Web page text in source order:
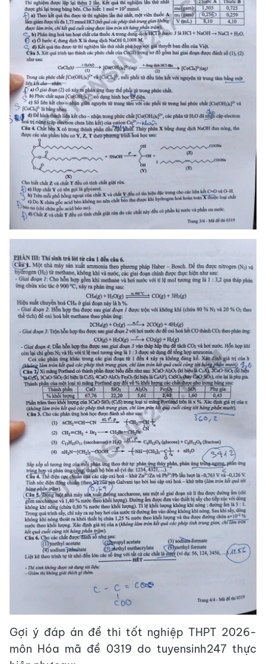
Gợi ý đáp án đề thi tốt nghiệp THPT 2026-
môn Hóa mã đề 0319 do tuyensinh247 thực